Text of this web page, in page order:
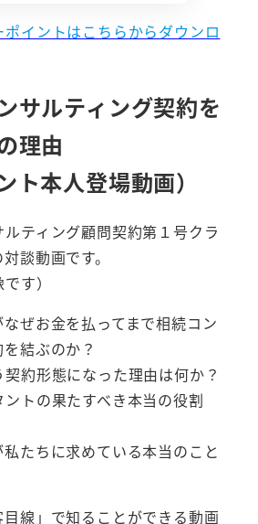
ポイントはこちらからダウンロ
サルティング契約を
理由
ト本人登場動画）
ティング顧問契約第１号クラ
談動画です。
す）
なぜお金を払ってまで相続コン
結ぶのか？
契約形態になった理由は何か？
ントの果たすべき本当の役割
私たちに求めている本当のこと
線」で知ることができる動画